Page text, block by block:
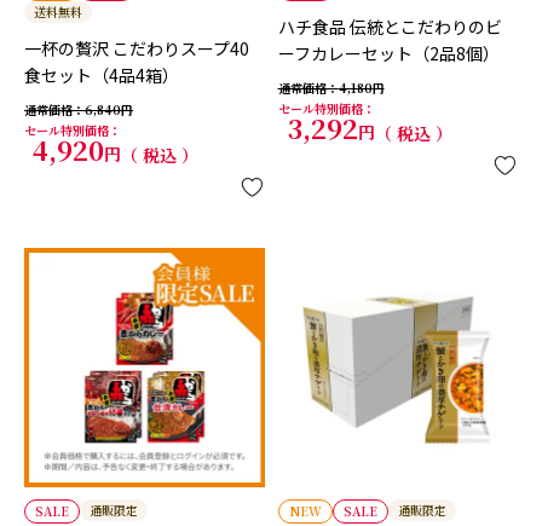
送料無料
一杯の贅沢 こだわりスープ40
食セット（4品4箱）
通常価格
6,840
セール特別価格
4,920 税込
ハチ食品 伝統とこだわりのビ
ーフカレーセット（2品8個）
通常価格
4,180
セール特別価格
3,292 税込
SALE 通販限定 NEW SALE 通販限定